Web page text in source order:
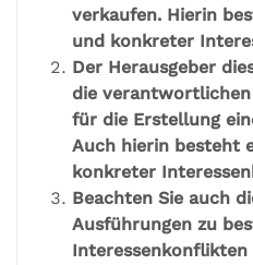
verkaufen. Hierin
und konkreter
Der Herausgeber
die
für die Erstellung
Auch hierin besteht
konkreter
Beachten Sie auch
Ausführungen zu